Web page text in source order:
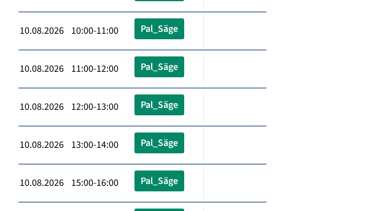
10.08.2026 10:00-11:00 Pal_Säge
10.08.2026 11:00-12:00 Pal_Säge
10.08.2026 12:00-13:00 Pal_Säge
10.08.2026 13:00-14:00 Pal_Säge
10.08.2026 15:00-16:00 Pal_Säge